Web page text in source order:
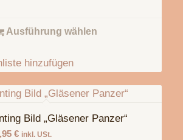
Ausführung wählen
hinzufügen
Bild „Gläsener Panzer“
€ inkl. USt.